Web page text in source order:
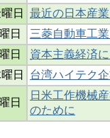
日
最近の日本産
日
三菱自動車工
日
資本主義経済
日
台湾ハイテク
日
日米工作機械
のために